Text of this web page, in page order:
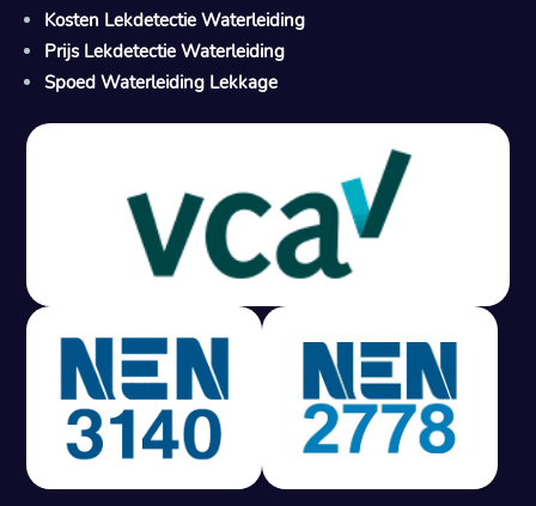
M
Gratis offerte in 24 uur
Geen lekkage? Geen betaling.
Vast tarief van € 395,- exc btw.
Rapport binnen 3 werkdagen.
100% RIsicovrij.
Vaak vergoed door verzekeraar.
Kosten Lekdetectie Waterleiding
Prijs Lekdetectie Waterleiding
Spoed Waterleiding Lekkage